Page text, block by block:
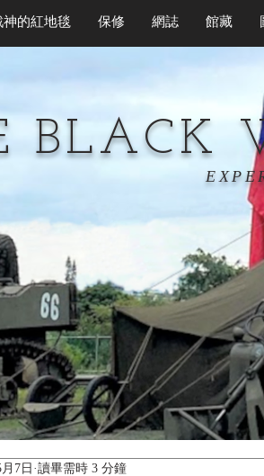
神的紅地毯 保修 網誌 館藏
BLACK
7日 讀畢需時 3 分鐘